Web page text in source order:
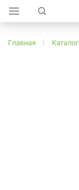
Главная Каталог